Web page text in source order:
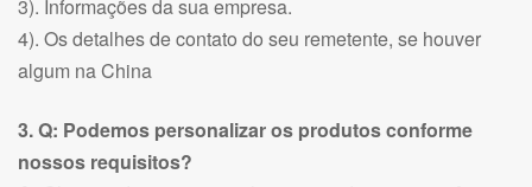
3). Informações da sua empresa.
4). Os detalhes de contato do seu remetente, se houver
algum na China
3. Q: Podemos personalizar os produtos conforme
nossos requisitos?